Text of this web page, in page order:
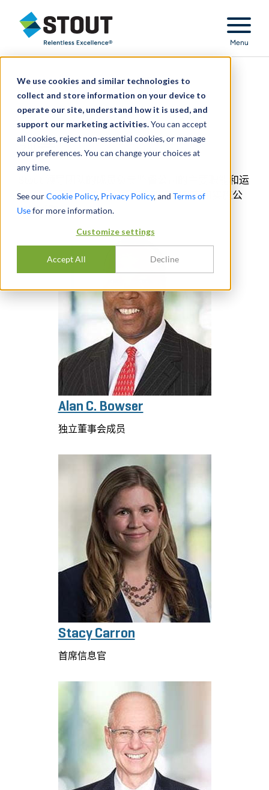
We use cookies and similar technologies to
collect and store information on your device to
operate our site, understand how it is used, and
support our marketing activities.You can accept
all cookies, reject non-essential cookies, or manage
your preferences. You can change your choices at
any time.
See ourCookie Policy, Privacy Policy, and Terms of
Usefor more information.
Customize settings
Accept All Decline
Stout Relentless Excellence
Menu
领导
领导
Stout 领导团队的成员负责监督公司的主要职能和运
营。执行团队负责根据董事会的决定制定和实施公
司的战略。
Alan C. Bowser
独立董事会成员
Stacy Carron
首席信息官